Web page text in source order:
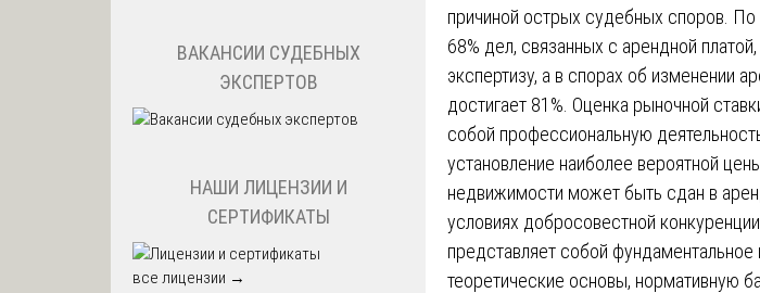
причиной острых судебных споров.
68% дел, связанных с арендной
экспертизу, а в спорах об изменении
достигает 81%. Оценка рыночной
собой профессиональную
установление наиболее вероятной
недвижимости может быть сдан в
условиях добросовестной
представляет собой
теоретические основы, нормативную
ВАКАНСИИ СУДЕБНЫХ
ЭКСПЕРТОВ
НАШИ ЛИЦЕНЗИИ И
СЕРТИФИКАТЫ
все лицензии →